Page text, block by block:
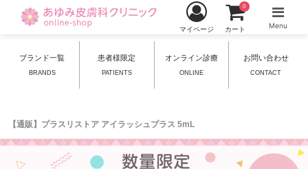
ブランド一覧
BRANDS
患者様限定
PATIENTS
オンライン診療
ONLINE
お問い合わせ
CONTACT
【通販】プラスリストア アイラッシュプラス 5mL
マイページ カート
0
Menu